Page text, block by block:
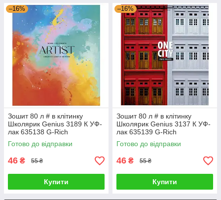
–16%
Зошит 80 л # в клітинку
Школярик Genius 3189 К УФ-
лак 635138 G-Rich
Готово до відправки
46 ₴ 55 ₴
Купити
–16%
Зошит 80 л # в клітинку
Школярик Genius 3137 К УФ-
лак 635139 G-Rich
Готово до відправки
46 ₴ 55 ₴
Купити